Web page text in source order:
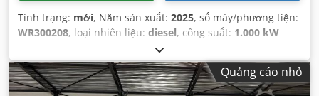
Tình trạng: mới, Năm sản xuất: 2025, số máy/phương tiện:
WR300208, loại nhiên liệu: diesel, công suất: 1.000 kW
, nhà sản xuất động cơ:
Quảng cáo nhỏ